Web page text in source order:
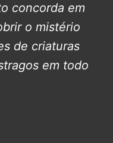
concorda em
o mistério
de criaturas
em todo